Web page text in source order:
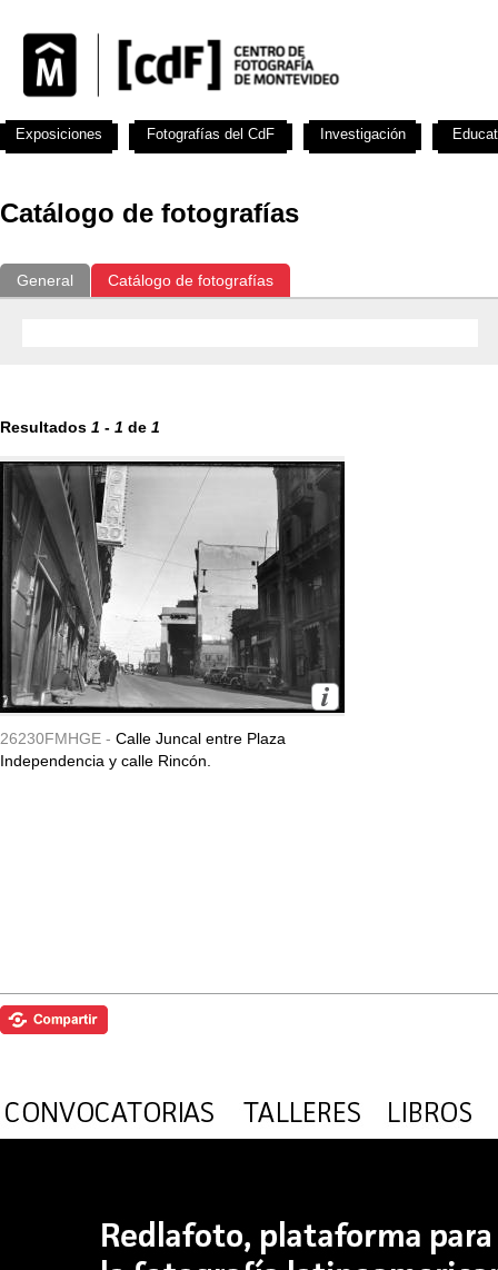
Catálogo de fotografías
General Catálogo de fotografías
Resultados 1 - 1 de 1
26230FMHGE - Calle Juncal entre Plaza
Independencia y calle Rincón.
Exposiciones Fotografías del CdF Investigación